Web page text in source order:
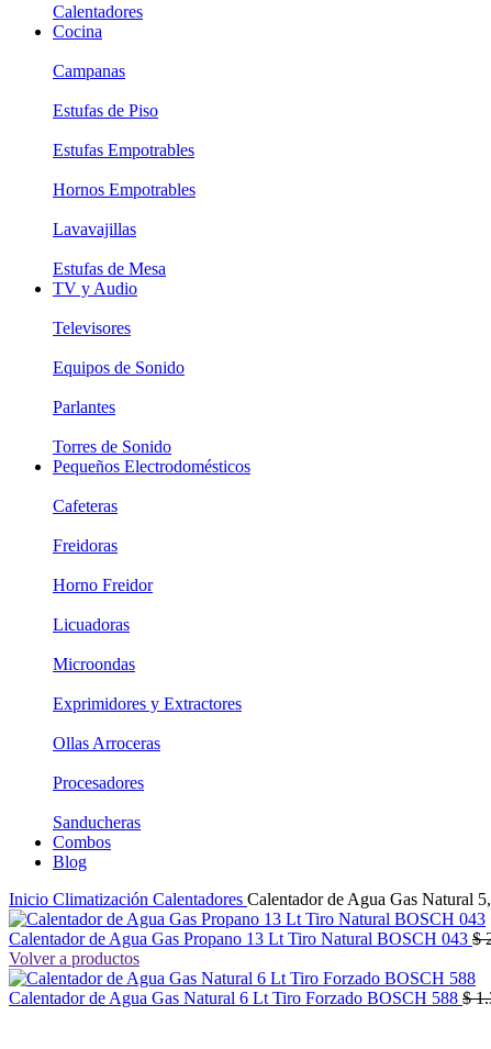
Calentadores
Cocina
Campanas
Estufas de Piso
Estufas Empotrables
Hornos Empotrables
Lavavajillas
Estufas de Mesa
TV y Audio
Televisores
Equipos de Sonido
Parlantes
Torres de Sonido
Pequeños Electrodomésticos
Cafeteras
Freidoras
Horno Freidor
Licuadoras
Microondas
Exprimidores y Extractores
Ollas Arroceras
Procesadores
Sanducheras
Combos
Blog
Inicio Climatización Calentadores Calentador de Agua Gas Natural
Calentador de Agua Gas Propano 13 Lt Tiro Natural BOSCH 043 $
Volver a productos
Calentador de Agua Gas Natural 6 Lt Tiro Forzado BOSCH 588 $